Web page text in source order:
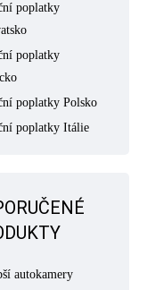
poplatky
poplatky
poplatky Polsko
poplatky Itálie
autokamery